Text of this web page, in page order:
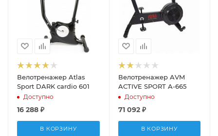
Велотренажер Atlas
Sport DARK cardio 601
Доступно
16 288 ₽
В КОРЗИНУ
Велотренажер AVM
ACTIVE SPORT A-665
Доступно
71 092₽
В КОРЗИНУ